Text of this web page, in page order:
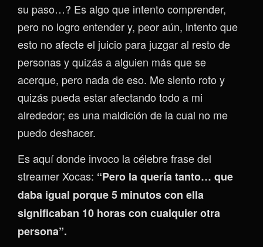
su paso…? Es algo que intento comprender,
pero no logro entender y, peor aún, intento que
esto no afecte el juicio para juzgar al resto de
personas y quizás a alguien más que se
acerque, pero nada de eso. Me siento roto y
quizás pueda estar afectando todo a mi
alrededor; es una maldición de la cual no me
puedo deshacer.
Es aquí donde invoco la célebre frase del
streamer Xocas: “Pero la quería tanto… que
daba igual porque 5 minutos con ella
significaban 10 horas con cualquier otra
persona”.